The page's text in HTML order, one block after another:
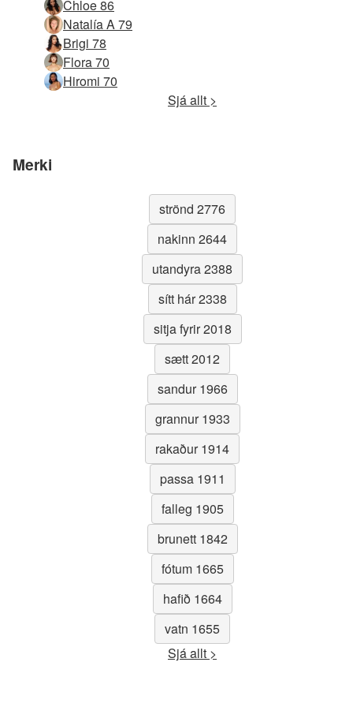
Chloe 86
Natalía A 79
Brigi 78
Flora 70
Hiromi 70
Sjá allt >
Merki
strönd 2776
nakinn 2644
utandyra 2388
sítt hár 2338
sitja fyrir 2018
sætt 2012
sandur 1966
grannur 1933
rakaður 1914
passa 1911
falleg 1905
brunett 1842
fótum 1665
hafið 1664
vatn 1655
Sjá allt >